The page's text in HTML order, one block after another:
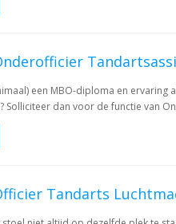
een MBO-diploma en ervaring
Solliciteer dan voor de functie van
Tandarts